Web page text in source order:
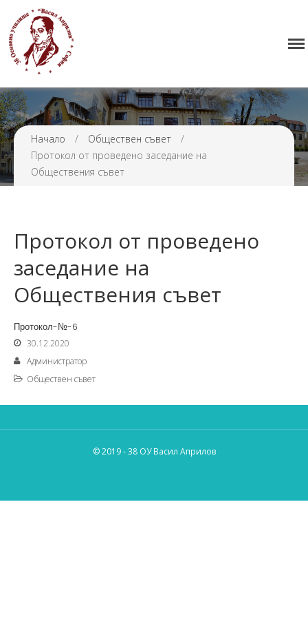
Нормативна уредба
Прием
Проекти и дейности
Седмично разписание
Начало / Обществен съвет
/
Протокол от проведено заседание на
Обществения съвет
Протокол от проведено
заседание на
Обществения съвет
Протокол-№-6
30.12.2020
Администратор
Обществен съвет
© 2019 - 38 ОУ Васил Априлов